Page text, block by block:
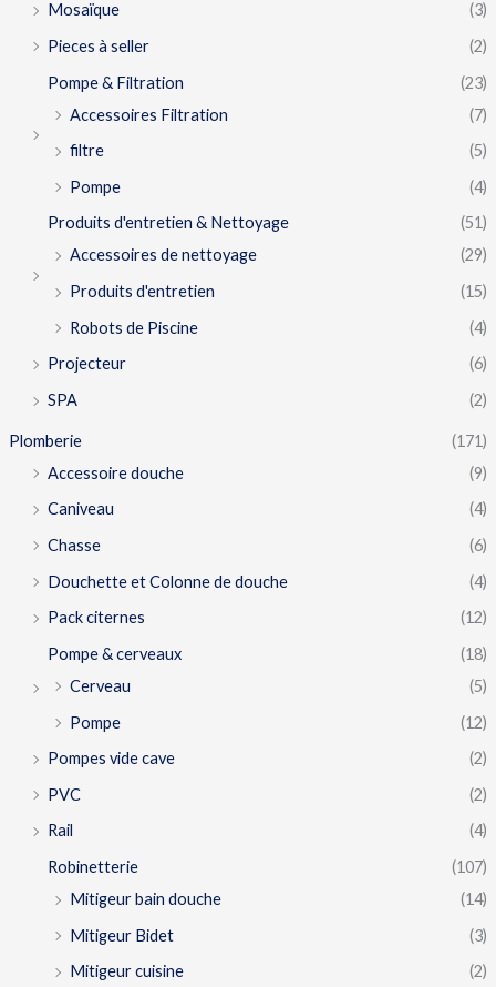
Mosaïque
(3)
Pieces à seller
(2)
Pompe & Filtration
(23)
Accessoires Filtration
(7)
filtre
(5)
Pompe
(4)
Produits d'entretien & Nettoyage
(51)
Accessoires de nettoyage
(29)
Produits d'entretien
(15)
Robots de Piscine
(4)
Projecteur
(6)
SPA
(2)
Plomberie
(171)
Accessoire douche
(9)
Caniveau
(4)
Chasse
(6)
Douchette et Colonne de douche
(4)
Pack citernes
(12)
Pompe & cerveaux
(18)
Cerveau
(5)
Pompe
(12)
Pompes vide cave
(2)
PVC
(2)
Rail
(4)
Robinetterie
(107)
Mitigeur bain douche
(14)
Mitigeur Bidet
(3)
Mitigeur cuisine
(2)